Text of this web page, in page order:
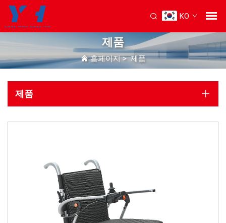
KO
제품
홈페이지>제품
제품